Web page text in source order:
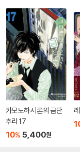
카모노하시 론의 금단
추리 17
10% 5,400원